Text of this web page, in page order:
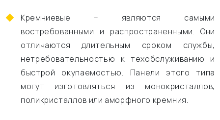
Кремниевые – являются самыми
востребованными и распространенными. Они
отличаются длительным сроком службы,
нетребовательностью к техобслуживанию и
быстрой окупаемостью. Панели этого типа
могут изготовляться из монокристаллов,
поликристаллов или аморфного кремния.